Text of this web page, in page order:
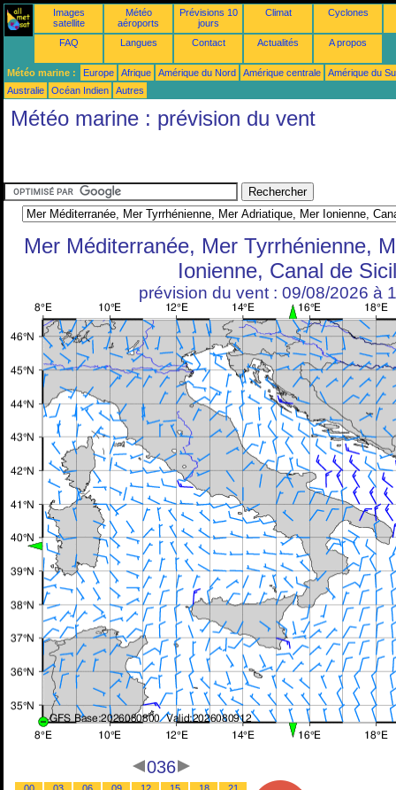
Images
satellite
Météo
aéroports
Prévisions 10
jours
Climat Cyclones
FAQ Langues Contact Actualités A propos
Météo marine : Europe Afrique Amérique du Nord Amérique centrale
Amérique du
Australie
Océan Indien Autres
Météo marine : prévision du vent
Mer Méditerranée, Mer Tyrrhénienne,
Ionienne, Canal de
prévision du vent : 09/08/2026 à
036